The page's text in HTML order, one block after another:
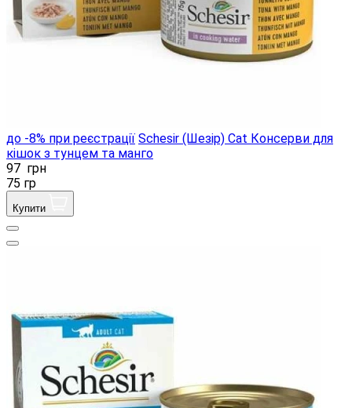
до -8% при реєстрації Schesir (Шезір) Cat Консерви для
кішок з тунцем та манго
97 грн
75 гр
Купити